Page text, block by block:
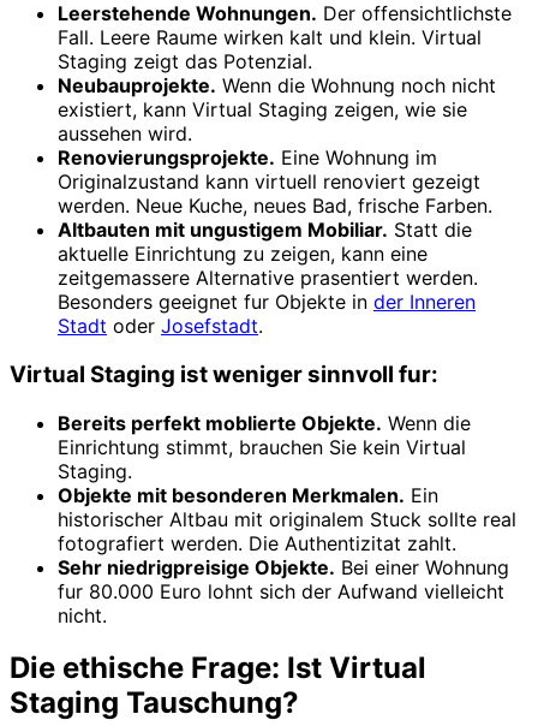
Leerstehende Wohnungen. Der offensichtlichste
Fall. Leere Raume wirken kalt und klein. Virtual
Staging zeigt das Potenzial.
Neubauprojekte. Wenn die Wohnung noch nicht
existiert, kann Virtual Staging zeigen, wie sie
aussehen wird.
Renovierungsprojekte. Eine Wohnung im
Originalzustand kann virtuell renoviert gezeigt
werden. Neue Kuche, neues Bad, frische Farben.
Altbauten mit ungustigem Mobiliar. Statt die
aktuelle Einrichtung zu zeigen, kann eine
zeitgemassere Alternative prasentiert werden.
Besonders geeignet fur Objekte in der Inneren
Stadt oder Josefstadt.
Virtual Staging ist weniger sinnvoll fur:
Bereits perfekt moblierte Objekte. Wenn die
Einrichtung stimmt, brauchen Sie kein Virtual
Staging.
Objekte mit besonderen Merkmalen. Ein
historischer Altbau mit originalem Stuck sollte real
fotografiert werden. Die Authentizitat zahlt.
Sehr niedrigpreisige Objekte. Bei einer Wohnung
fur 80.000 Euro lohnt sich der Aufwand vielleicht
nicht.
Die ethische Frage: Ist Virtual
Staging Tauschung?